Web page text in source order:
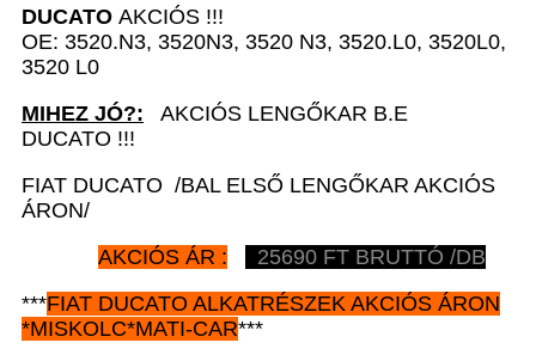
DUCATO AKCIÓS !!!
OE: 3520.N3, 3520N3, 3520 N3, 3520.L0, 3520L0,
3520 L0
MIHEZ JÓ?: AKCIÓS LENGŐKAR B.E
DUCATO !!!
FIAT DUCATO /BAL ELSŐ LENGŐKAR AKCIÓS
ÁRON/
AKCIÓS ÁR :
25690 FT BRUTTÓ /DB
***FIAT DUCATO ALKATRÉSZEK AKCIÓS ÁRON
*MISKOLC*MATI-CAR***